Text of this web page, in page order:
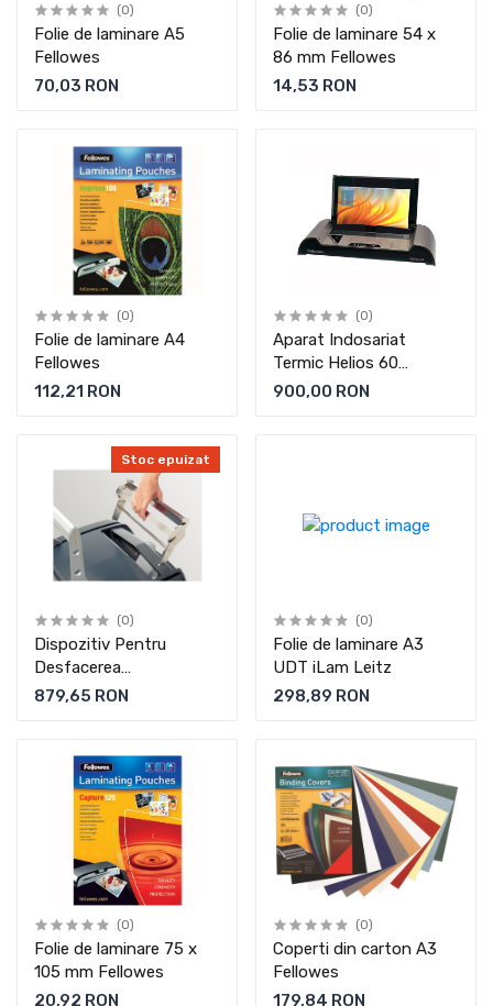
(0)
Folie de laminare A5
Fellowes
70,03 RON
(0)
Folie de laminare 54 x
86 mm Fellowes
14,53 RON
(0)
Folie de laminare A4
Fellowes
112,21 RON
(0)
Aparat Indosariat
Termic Helios 60
Fellowes
900,00 RON
Stoc epuizat
(0)
Dispozitiv Pentru
Desfacerea
Documentelor Legate
879,65 RON
(0)
Folie de laminare A3
UDT iLam Leitz
298,89 RON
(0)
Folie de laminare 75 x
105 mm Fellowes
20,92 RON
(0)
Coperti din carton A3
Fellowes
179,84 RON